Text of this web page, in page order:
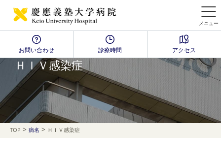
メニュー
お問い合わせ 診療時間 アクセス
Disease Name Search
ＨＩＶ感染症
TOP > 病名 > ＨＩＶ感染症